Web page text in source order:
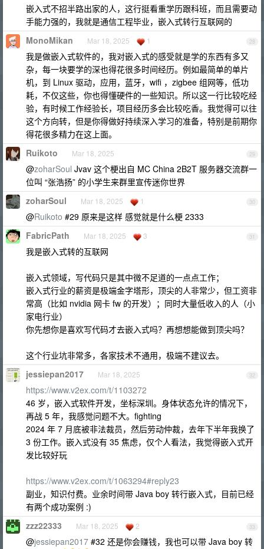
嵌入式不招半路出家的人，这行挺看重学历跟科班，而且需要动
手能力强的，我就是通信工程毕业，嵌入式转行互联网的
28
MonoMikan Mar 18, 2025 1
我是做嵌入式软件的，我对嵌入式的感受就是学的东西有多又
杂，每一块要学的深也得花很多时间经历。例如最简单的单片
机，到 Linux 驱动，应用，蓝牙，wifi ，zigbee 组网等，低功
耗，不仅这些，你也得懂硬件的一些知识。所以这一行比较吃经
验，有时候工作经验长，项目经历多会比较吃香。我觉得可以往
这个方向转，但是你得做好持续深入学习的准备，特别是前期你
得花很多精力在这上面。
29
Ruikoto Mar 18, 2025
@zoharSoul Jvav 这个梗出自 MC China 2B2T 服务器交流群‌‌‌‌‌‌‌‌‌‌‌‌‌一
位叫 “张浩扬” 的小学生来群里宣传迷你世界
30
zoharSoul Mar 18, 2025 1
@Ruikoto #29 原来是这样 感觉就是什么梗 2333
31
FabricPath Mar 18, 2025 3
我是嵌入式转的互联网
嵌入式领域，写代码只是其中微不足道的一点点工作；
嵌入式行业的薪资是极端金字塔形，顶尖的人非常少，但工资非
常高（比如 nvidia 网卡 fw 的开发）；同时大量低收入的人（小
家电行业）
你先想你是喜欢写代码才去嵌入式吗？再想想能做到顶尖吗？
这个行业坑非常多，各家技术不通用，极端不建议去。
32
jessiepan2017 Mar 18, 2025
https://www.v2ex.com/t/1103272
46 岁，嵌入式软件开发，坐标深圳。身体状态允许的情况下，
再战 5 年，我感觉问题不大。fighting
2024 年 7 月底被非法裁员，然后劳动仲裁，去年下半年我换了
3 份工作。嵌入式没有 35 焦虑，仅个人看法，我觉得嵌入式开
发比较好玩
https://www.v2ex.com/t/1063294#reply23
副业，知识付费。业余时间带 Java boy 转行嵌入式，目前已经
有两个成功案例 :)
33
zzz22333 Mar 18, 2025 2
@jessiepan2017 #32 还是你会赚钱，我也可以带 Java boy 转